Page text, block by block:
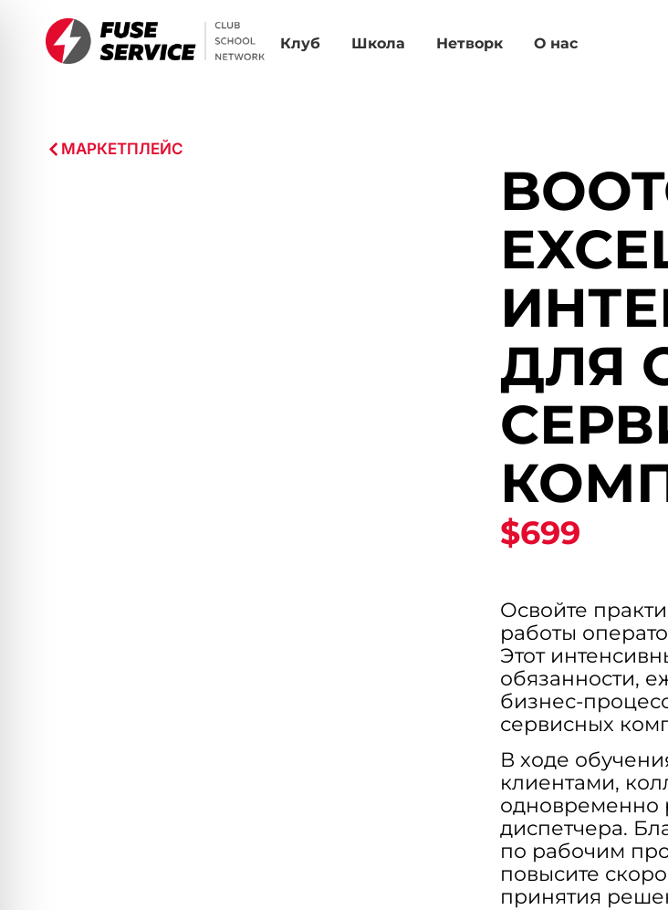
Клуб Школа Нетворк О нас
МАРКЕТПЛЕЙС
ДЛЯ
$699
Освойте
работы
Этот
обязанности,
бизнес-
сервисных
В ходе
клиентами,
одновременно
диспетчера.
по рабочим
повысите
принятия